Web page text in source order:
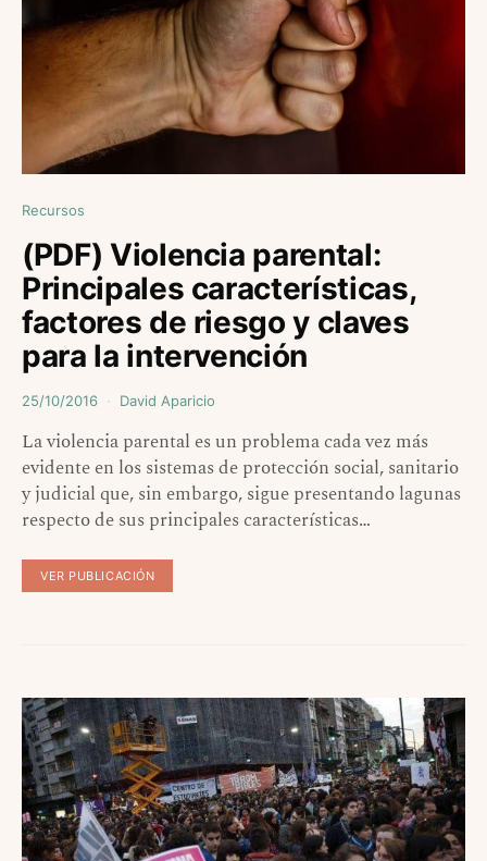
Recursos
(PDF) Violencia parental:
Principales características,
factores de riesgo y claves
para la intervención
25/10/2016 David Aparicio
La violencia parental es un problema cada vez más
evidente en los sistemas de protección social, sanitario
y judicial que, sin embargo, sigue presentando lagunas
respecto de sus principales características…
VER PUBLICACIÓN